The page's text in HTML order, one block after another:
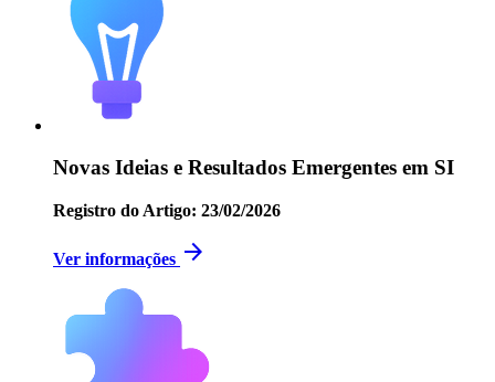
Novas Ideias e Resultados Emergentes em SI
Registro do Artigo: 23/02/2026
Ver informações arrow_forward